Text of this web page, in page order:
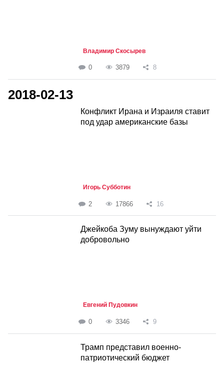
Владимир Скосырев
0 3879 8
2018-02-13
Конфликт Ирана и Израиля ставит
под удар американские базы
Игорь Субботин
2 17866 16
Джейкоба Зуму вынуждают уйти
добровольно
Евгений Пудовкин
0 3346 9
Трамп представил военно-
патриотический бюджет